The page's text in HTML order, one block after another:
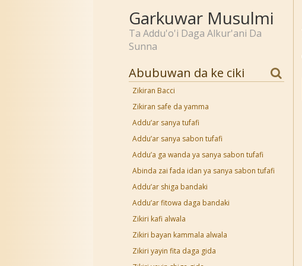
Garkuwar Musulmi
Ta Addu'o'i Daga Alkur'ani Da
Sunna
Abubuwan da ke ciki
Zikiran Bacci
Zikiran safe da yamma
Addu’ar sanya tufafi
Addu’ar sanya sabon tufafi
Addu’a ga wanda ya sanya sabon tufafi
Abinda zai fada idan ya sanya sabon tufafi
Addu’ar shiga bandaki
Addu’ar fitowa daga bandaki
Zikiri kafi alwala
Zikiri bayan kammala alwala
Zikiri yayin fita daga gida